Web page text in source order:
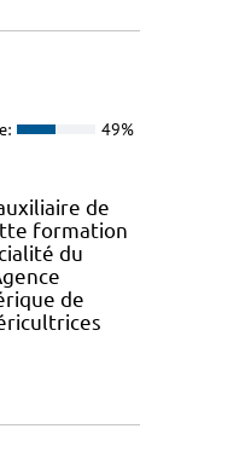
49%
de
formation
du
de